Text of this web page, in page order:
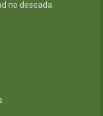
no deseada.